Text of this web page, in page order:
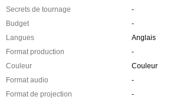
Secrets de tournage
-
Budget
-
Langues
Anglais
Format production
-
Couleur
Couleur
Format audio
-
Format de projection
-